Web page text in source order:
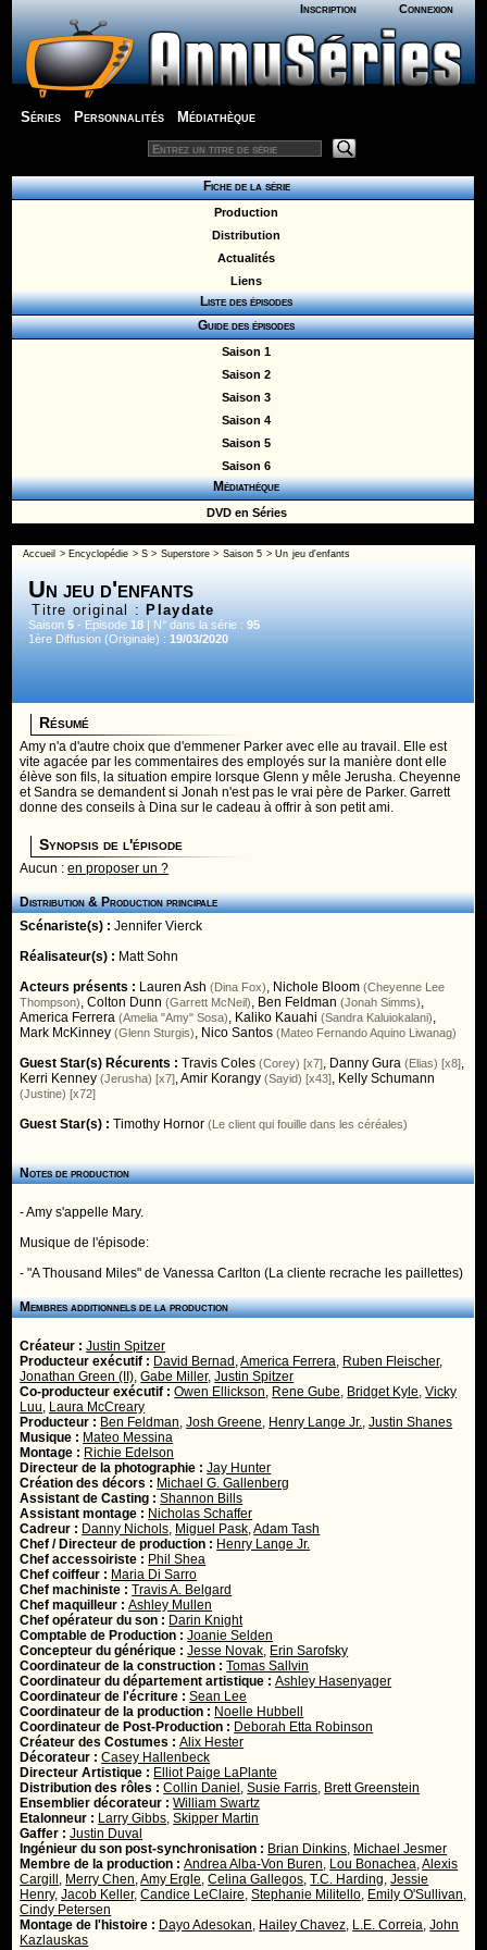
Inscription Connexion
Séries Personnalités Médiathèque
Fiche de la série
Production
Distribution
Actualités
Liens
Liste des épisodes
Guide des épisodes
Saison 1
Saison 2
Saison 3
Saison 4
Saison 5
Saison 6
Médiathèque
DVD en Séries
Accueil > Encyclopédie >S > Superstore> Saison 5 > Un jeu d'enfants
Un jeu d'enfants
Titre original : Playdate
Saison5 - Episode18 | N° dans la série :95
1ère Diffusion (Originale) :19/03/2020
Résumé
Amy n'a d'autre choix que d'emmener Parker avec elle au travail. Elle est
vite agacée par les commentaires des employés sur la manière dont elle
élève son fils, la situation empire lorsque Glenn y mêle Jerusha. Cheyenne
et Sandra se demandent si Jonah n'est pas le vrai père de Parker. Garrett
donne des conseils à Dina sur le cadeau à offrir à son petit ami.
Synopsis de l'épisode
Aucun :en proposer un ?
Distribution & Production principale
Scénariste(s) :Jennifer Vierck
Réalisateur(s) : Matt Sohn
Acteurs présents : Lauren Ash (Dina Fox), Nichole Bloom (Cheyenne Lee
Thompson),Colton Dunn (Garrett McNeil), Ben Feldman (Jonah Simms),
America Ferrera (Amelia "Amy" Sosa), Kaliko Kauahi (Sandra Kaluiokalani),
Mark McKinney (Glenn Sturgis), Nico Santos (Mateo Fernando Aquino Liwanag)
Guest Star(s) Récurents :Travis Coles (Corey) [x7], Danny Gura (Elias) [x8],
Kerri Kenney (Jerusha) [x7],Amir Korangy (Sayid) [x43], Kelly Schumann
(Justine) [x72]
Guest Star(s) :Timothy Hornor (Le client qui fouille dans les céréales)
Notes de production
- Amy s'appelle Mary.
Musique de l'épisode:
- "A Thousand Miles" de Vanessa Carlton (La cliente recrache les paillettes)
Membres additionnels de la production
Créateur :Justin Spitzer
Producteur exécutif : David Bernad ,America Ferrera, Ruben Fleischer,
Jonathan Green (II),Gabe Miller,Justin Spitzer
Co-producteur exécutif :Owen Ellickson, Rene Gube, Bridget Kyle,Vicky
Luu, Laura McCreary
Producteur : Ben Feldman,Josh Greene, Henry Lange Jr.,Justin Shanes
Musique : Mateo Messina
Montage : Richie Edelson
Directeur de la photographie :Jay Hunter
Création des décors : Michael G. Gallenberg
Assistant de Casting :Shannon Bills
Assistant montage : Nicholas Schaffer
Cadreur : Danny Nichols, Miguel Pask,Adam Tash
Chef / Directeur de production : Henry Lange Jr.
Chef accessoiriste : Phil Shea
Chef coiffeur : Maria Di Sarro
Chef machiniste :Travis A. Belgard
Chef maquilleur :Ashley Mullen
Chef opérateur du son : Darin Knight
Comptable de Production :Joanie Selden
Concepteur du générique :Jesse Novak, Erin Sarofsky
Coordinateur de la construction :Tomas Sallvin
Coordinateur du département artistique :Ashley Hasenyager
Coordinateur de l'écriture :Sean Lee
Coordinateur de la production : Noelle Hubbell
Coordinateur de Post-Production : Deborah Etta Robinson
Créateur des Costumes :Alix Hester
Décorateur :Casey Hallenbeck
Directeur Artistique : Elliot Paige LaPlante
Distribution des rôles :Collin Daniel ,Susie Farris, Brett Greenstein
Ensemblier décorateur :William Swartz
Etalonneur : Larry Gibbs,Skipper Martin
Gaffer :Justin Duval
Ingénieur du son post-synchronisation : Brian Dinkins, Michael Jesmer
Membre de la production :Andrea Alba-Von Buren, Lou Bonachea,Alexis
Cargill , Merry Chen,Amy Ergle,Celina Gallegos,T.C. Harding,Jessie
Henry,Jacob Keller,Candice LeClaire,Stephanie Militello, Emily O'Sullivan,
Cindy Petersen
Montage de l'histoire : Dayo Adesokan, Hailey Chavez, L.E. Correia,John
Kazlauskas